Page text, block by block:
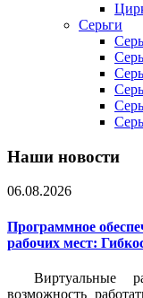
Серьги
Наши новости
06.08.2026
Программное
рабочих мест:
Виртуальные
возможность